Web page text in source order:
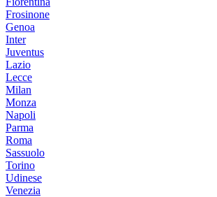
Frosinone
Genoa
Inter
Juventus
Lazio
Lecce
Milan
Monza
Napoli
Parma
Roma
Sassuolo
Torino
Udinese
Venezia